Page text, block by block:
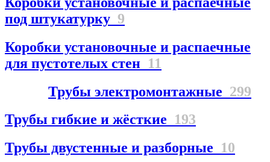
под штукатурку 9
Коробки установочные и распаечные
для пустотелых стен 11
Трубы электромонтажные 299
Трубы гибкие и жёсткие 193
Трубы двустенные и разборные 10